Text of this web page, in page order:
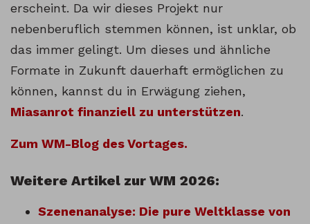
erscheint. Da wir dieses Projekt nur
nebenberuflich stemmen können, ist unklar, ob
das immer gelingt. Um dieses und ähnliche
Formate in Zukunft dauerhaft ermöglichen zu
können, kannst du in Erwägung ziehen,
Miasanrot finanziell zu unterstützen.
Zum WM-Blog des Vortages.
Weitere Artikel zur WM 2026:
Szenenanalyse: Die pure Weltklasse von